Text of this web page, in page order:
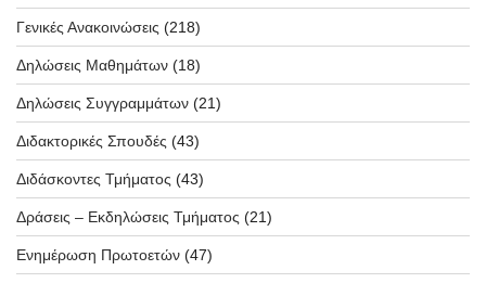
Γενικές Ανακοινώσεις (218)
Δηλώσεις Μαθημάτων (18)
Δηλώσεις Συγγραμμάτων (21)
Διδακτορικές Σπουδές (43)
Διδάσκοντες Τμήματος (43)
Δράσεις – Εκδηλώσεις Τμήματος (21)
Ενημέρωση Πρωτοετών (47)